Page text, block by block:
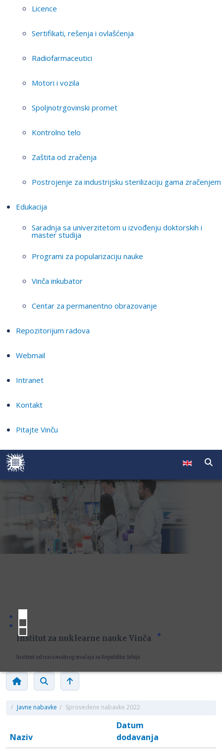
Licence
Sertifikati, rešenja i ovlašćenja
Radiofarmaceutici
Motori i vozila
Spoljnotrgovinski promet
Kontrolno telo
Zaštita od zračenja
Postrojenje za industrijsku sterilizaciju gama zračenjem
Edukacija
Saradnja sa univerzitetom u izvođenju doktorskih i
master studija
Programi za popularizaciju nauke
Vinča inkubator
Centar za permanentno obrazovanje
Repozitorijum radova
Webmail
Intranet
Kontakt
Pitajte Vinču
Institut za nuklearne nauke Vinča
Institut od nacionalnog značaja za Republiku Srbiju
/ Javne nabavke / Sprovedene nabavke 2022
Naziv
Datum
dodavanja